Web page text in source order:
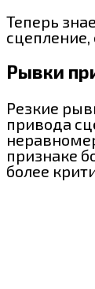
Теперь
сцепление,
Рывки
Резкие
привода
признаке
более